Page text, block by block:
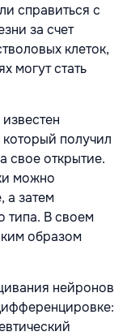
справиться с
за счет
клеток,
могут стать
получил
свое открытие.
можно
а затем
типа. В своем
образом
нейронов